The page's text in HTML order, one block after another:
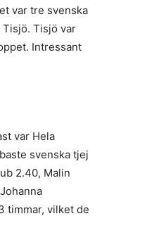
var tre svenska
Tisjö. Tisjö var
Intressant
var Hela
svenska tjej
2.40, Malin
timmar, vilket de